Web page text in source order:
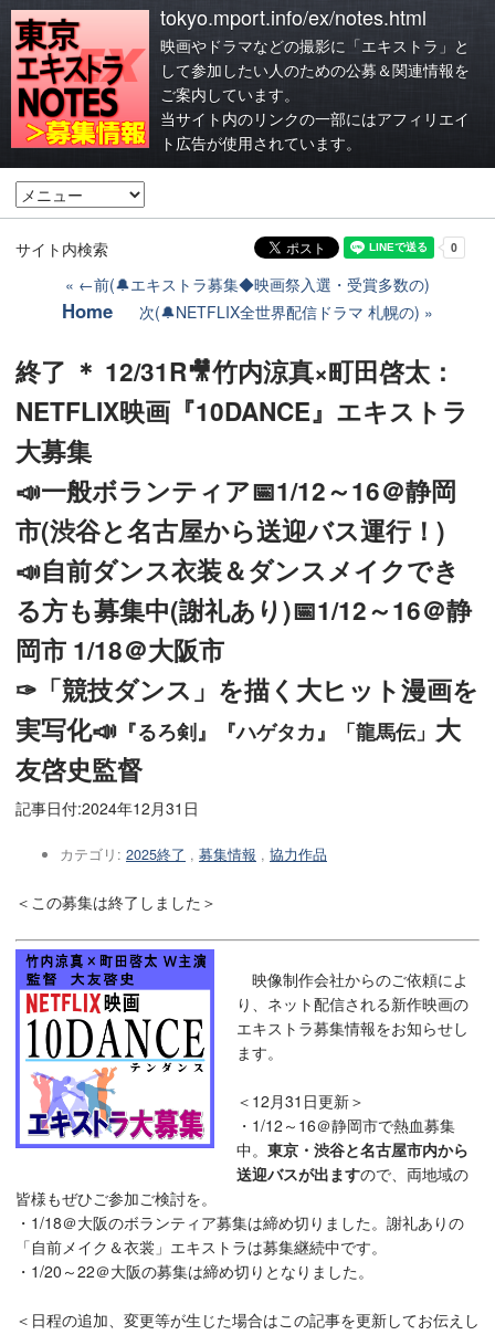
tokyo.mport.info/ex/notes.html
映画やドラマなどの撮影に「エキストラ」と
して参加したい人のための公募＆関連情報を
ご案内しています。
当サイト内のリンクの一部にはアフィリエイ
ト広告が使用されています。
サイト内検索
←前(🔔エキストラ募集◆映画祭入選・受賞多数の)
Home 次(🔔NETFLIX全世界配信ドラマ 札幌の)
終了 ＊ 12/31R🎥竹内涼真×町田啓太：
NETFLIX映画『10DANCE』エキストラ
大募集
📣一般ボランティア📅1/12～16＠静岡
市(渋谷と名古屋から送迎バス運行！)
📣自前ダンス衣装＆ダンスメイクでき
る方も募集中(謝礼あり)📅1/12～16＠静
岡市 1/18＠大阪市
✑「競技ダンス」を描く大ヒット漫画を
実写化📣 『るろ剣』『ハゲタカ』「龍馬伝」 大
友啓史監督
記事日付:2024年12月31日
カテゴリ: 2025終了 , 募集情報 , 協力作品
＜この募集は終了しました＞
映像制作会社からのご依頼によ
り、ネット配信される新作映画の
エキストラ募集情報をお知らせし
ます。
＜12月31日更新＞
・1/12～16＠静岡市で熱血募集
中。 東京・渋谷と名古屋市内から
送迎バスが出ますので、両地域の
皆様もぜひご参加ご検討を。
・1/18＠大阪のボランティア募集は締め切りました。謝礼ありの
「自前メイク＆衣裳」エキストラは募集継続中です。
・1/20～22＠大阪の募集は締め切りとなりました。
＜日程の追加、変更等が生じた場合はこの記事を更新してお伝えし